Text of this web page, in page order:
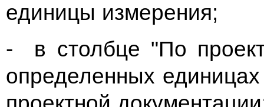
единицы измерения;
- в столбце "По
определенных